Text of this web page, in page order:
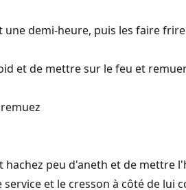
demi-heure, puis les faire
et de mettre sur le feu et
peu d'aneth et de mettre
et le cresson à côté de lui